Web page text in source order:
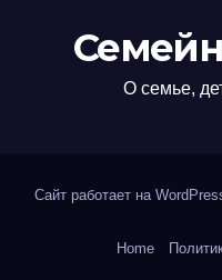
О семье,
Сайт работает на
Home